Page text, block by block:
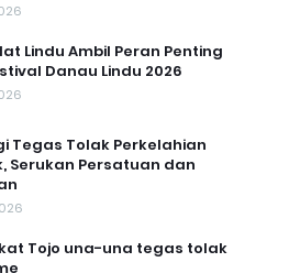
Lindu Ambil Peran Penting
Danau Lindu 2026
Tegas Tolak Perkelahian
Serukan Persatuan dan
Tojo una-una tegas tolak